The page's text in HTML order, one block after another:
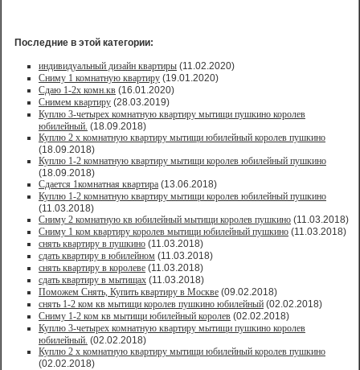
Последние в этой категории:
индивидуальный дизайн квартиры (11.02.2020)
Сниму 1 комнатную квартиру (19.01.2020)
Сдаю 1-2х комн.кв (16.01.2020)
Снимем квартиру (28.03.2019)
Куплю 3-четырех комнатную квартиру мытищи пушкино королев
юбилейный. (18.09.2018)
Куплю 2 х комнатную квартиру мытищи юбилейный королев пушкино
(18.09.2018)
Куплю 1-2 комнатную квартиру мытищи королев юбилейный пушкино
(18.09.2018)
Сдается 1комнатная квартира (13.06.2018)
Куплю 1-2 комнатную квартиру мытищи королев юбилейный пушкино
(11.03.2018)
Сниму 2 комнатную кв юбилейный мытищи королев пушкино (11.03.2018)
Сниму 1 ком квартиру королев мытищи юбилейный пушкино (11.03.2018)
снять квартиру в пушкино (11.03.2018)
сдать квартиру в юбилейном (11.03.2018)
снять квартиру в королеве (11.03.2018)
сдать квартиру в мытищах (11.03.2018)
Поможем Снять, Купить квартиру в Москве (09.02.2018)
снять 1-2 ком кв мытищи королев пушкино юбилейный (02.02.2018)
Сниму 1-2 ком кв мытищи юбилейный королев (02.02.2018)
Куплю 3-четырех комнатную квартиру мытищи пушкино королев
юбилейный. (02.02.2018)
Куплю 2 х комнатную квартиру мытищи юбилейный королев пушкино
(02.02.2018)